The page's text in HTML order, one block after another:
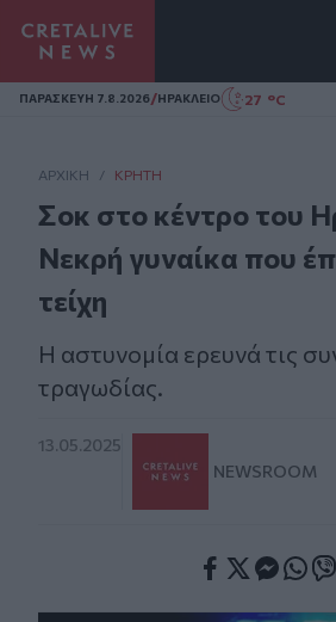
Homepage
ΠΑΡΑΣΚΕΥΗ 7.8.2026/ΗΡΑΚΛΕΙΟ 27 °C
ΑΡΧΙΚΗ / ΚΡΉΤΗ
Σοκ στο κέντρο του
Νεκρή γυναίκα που
τείχη
Η αστυνομία ερευνά τις
τραγωδίας.
13.05.2025
NEWSROOM